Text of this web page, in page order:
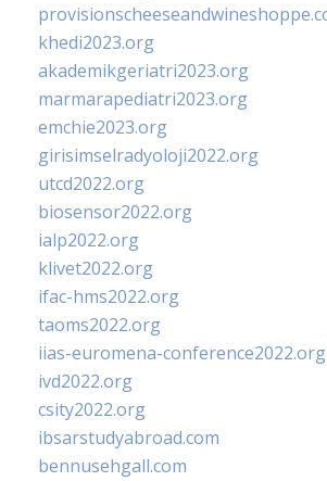
khedi2023.org
akademikgeriatri2023.org
marmarapediatri2023.org
emchie2023.org
girisimselradyoloji2022.org
utcd2022.org
biosensor2022.org
ialp2022.org
klivet2022.org
ifac-hms2022.org
taoms2022.org
iias-euromena-conference2022.org
ivd2022.org
csity2022.org
ibsarstudyabroad.com
bennusehgall.com